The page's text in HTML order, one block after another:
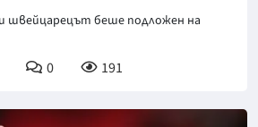
швейцарецът беше подложен на
0 191